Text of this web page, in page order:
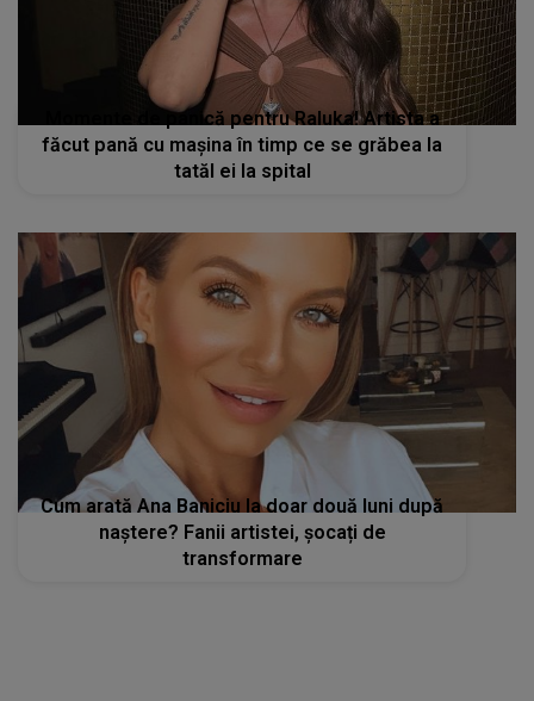
Momente de panică pentru Raluka! Artista a
făcut pană cu mașina în timp ce se grăbea la
tatăl ei la spital
Cum arată Ana Baniciu la doar două luni după
naștere? Fanii artistei, șocați de
transformare